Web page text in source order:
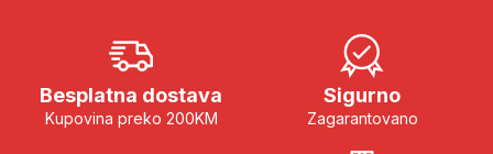
Besplatna dostava
Kupovina preko 200KM
Sigurno
Zagarantovano